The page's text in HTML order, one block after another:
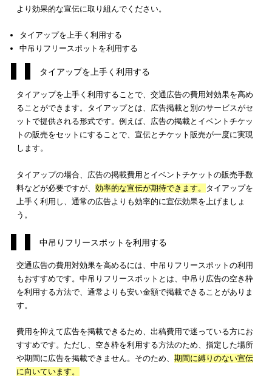
ここまで、媒体ごとの交通広告の費用相場と、施策別の料金を
くありません。
交通広告の媒体や施策によって料金が異なる理由は、交通機関
用者数と使用するスペースの違い
す。また、広告のために使用するスペースが大きいほど、料金
額になります。
こういったことを踏まえて、費用対効果を検討し、使用する交
告を決めなければいけません
交通広告の費用対効果を高めるコツ